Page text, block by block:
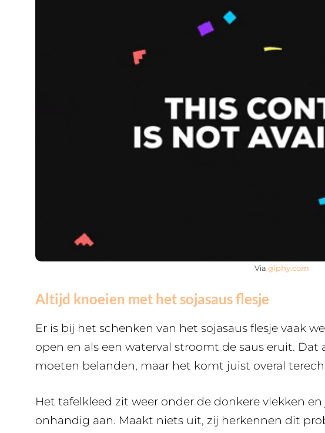
Via giphy.com
Altijd knoeien met het sojasaus flesje
Er is bij het schenken van het sojasaus flesje vaak
open en als een waterval stroomt de saus eruit. Dat
moeten belanden, maar het komt juist overal
Het tafelkleed zit weer onder de donkere vlekken
onhandig aan. Maakt niets uit, zij herkennen dit